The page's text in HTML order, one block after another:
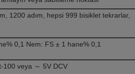
1200 adım, hepsi 999 bisiklet tekrarlar,
0,1 Nem: FS ± 1 hane% 0,1
100 veya ～ 5V DCV